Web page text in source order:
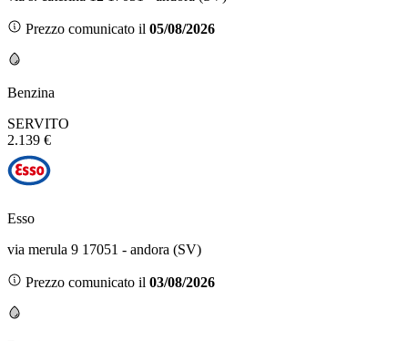
Prezzo comunicato il 05/08/2026
Benzina
SERVITO
2.139 €
Esso
via merula 9 17051 - andora (SV)
Prezzo comunicato il 03/08/2026